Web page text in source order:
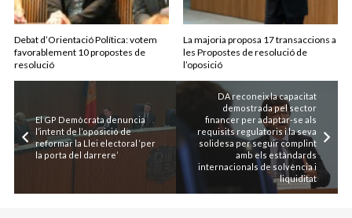
Debat d’Orientació Política: votem
favorablement 10 propostes de
resolució
La majoria proposa 17 transaccions a
les Propostes de resolució de
l’oposició
El GP Demòcrata denuncia
l’intent de l’oposició de
reformar la Llei electoral ‘per
la porta del darrere’
DA reconeix la capacitat
demostrada pel sector
financer per adaptar-se als
requisits regulatoris i la seva
solidesa per seguir complint
amb els estàndards
internacionals de solvència i
liquiditat